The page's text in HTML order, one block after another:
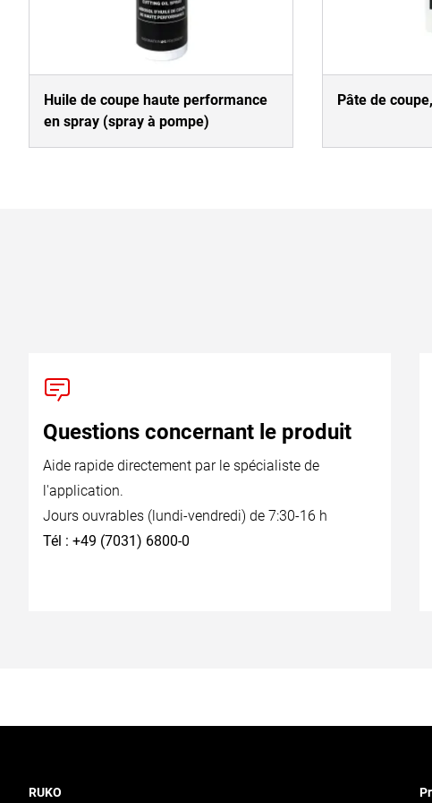
Huile de coupe haute performance
en spray (spray à pompe)
Pâte de
Questions concernant le produit
Aide rapide directement par le spécialiste de
l'application.
Jours ouvrables (lundi-vendredi) de 7:30-16 h
Tél : +49 (7031) 6800-0
RUKO